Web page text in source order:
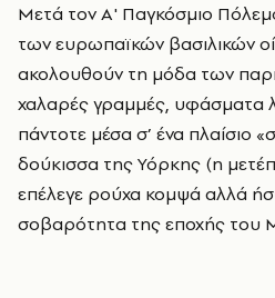
Μετά τον Α' Παγκόσμιο Πόλεμο, οι γκαρνταρόμπες
των ευρωπαϊκών βασιλικών
ακολουθούν τη μόδα των
χαλαρές γραμμές, υφάσματα
πάντοτε μέσα σ’ ένα πλαίσιο
δούκισσα της Υόρκης (η
επέλεγε ρούχα κομψά αλλά
σοβαρότητα της εποχής του